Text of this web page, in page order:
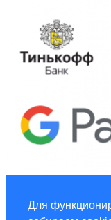
Для
Global Marketing